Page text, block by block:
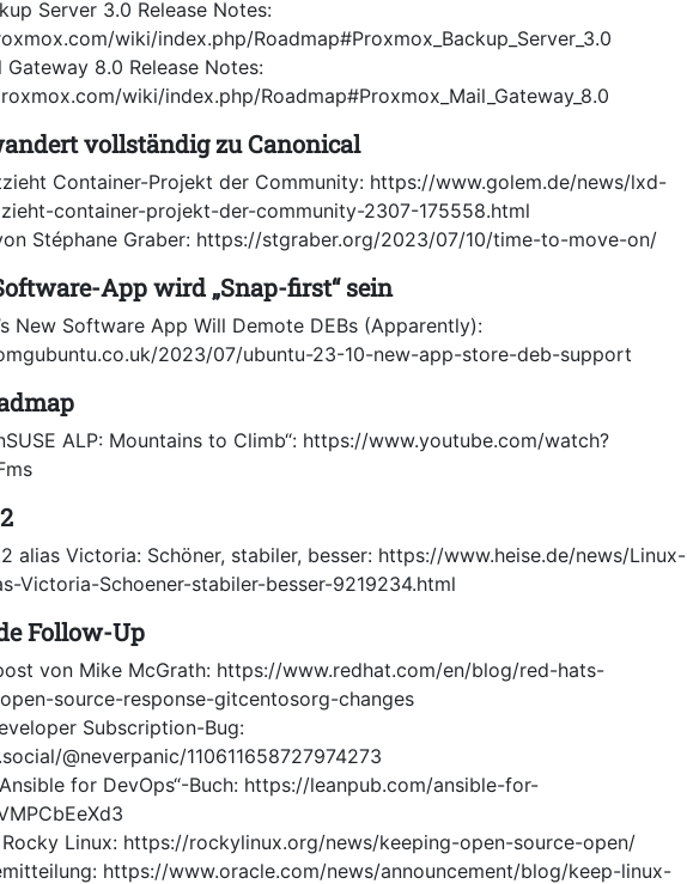
Server 3.0 Release Notes:
wiki/index.php/Roadmap#Proxmox_Backup_Server_3.0
8.0 Release Notes:
wiki/index.php/Roadmap#Proxmox_Mail_Gateway_8.0
vollständig zu Canonical
Container-Projekt der Community: https://www.golem.de/news/lxd-
container-projekt-der-community-2307-175558.html
Stéphane Graber: https://stgraber.org/2023/07/10/time-to-move-on/
App wird „Snap-first“ sein
New Software App Will Demote DEBs (Apparently):
2023/07/ubuntu-23-10-new-app-store-deb-support
ALP: Mountains to Climb“: https://www.youtube.com/watch?
alias Victoria: Schöner, stabiler, besser: https://www.heise.de/news/Linux-
Victoria-Schoener-stabiler-besser-9219234.html
Follow-Up
von Mike McGrath: https://www.redhat.com/en/blog/red-hats-
source-response-gitcentosorg-changes
Subscription-Bug:
@neverpanic/110611658727974273
for DevOps“-Buch: https://leanpub.com/ansible-for-
Linux: https://rockylinux.org/news/keeping-open-source-open/
https://www.oracle.com/news/announcement/blog/keep-linux-